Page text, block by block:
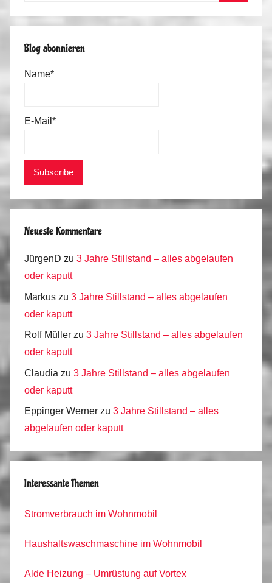
o
r
2
Blog abonnieren
Name*
E-Mail*
Neueste Kommentare
JürgenD zu 3 Jahre Stillstand – alles abgelaufen
oder kaputt
Markus zu 3 Jahre Stillstand – alles abgelaufen
oder kaputt
Rolf Müller zu 3 Jahre Stillstand – alles abgelaufen
oder kaputt
Claudia zu 3 Jahre Stillstand – alles abgelaufen
oder kaputt
Eppinger Werner zu 3 Jahre Stillstand – alles
abgelaufen oder kaputt
Interessante Themen
Stromverbrauch im Wohnmobil
Haushaltswaschmaschine im Wohnmobil
Alde Heizung – Umrüstung auf Vortex